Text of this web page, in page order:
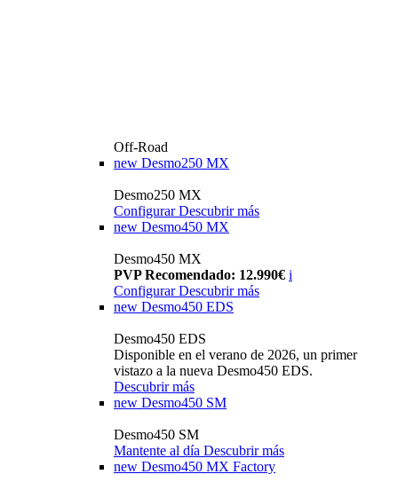
Off-Road
new Desmo250 MX
Desmo250 MX
Configurar Descubrir más
new Desmo450 MX
Desmo450 MX
PVP Recomendado: 12.990€ i
Configurar Descubrir más
new Desmo450 EDS
Desmo450 EDS
Disponible en el verano de 2026, un primer
vistazo a la nueva Desmo450 EDS.
Descubrir más
new Desmo450 SM
Desmo450 SM
Mantente al día Descubrir más
new Desmo450 MX Factory